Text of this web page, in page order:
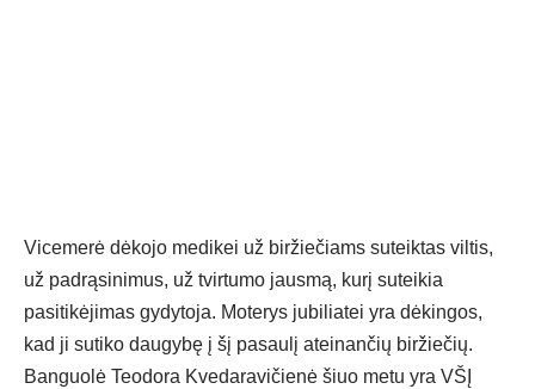
Vicemerė dėkojo medikei už biržiečiams suteiktas viltis,
už padrąsinimus, už tvirtumo jausmą, kurį suteikia
pasitikėjimas gydytoja. Moterys jubiliatei yra dėkingos,
kad ji sutiko daugybę į šį pasaulį ateinančių biržiečių.
Banguolė Teodora Kvedaravičienė šiuo metu yra VŠĮ